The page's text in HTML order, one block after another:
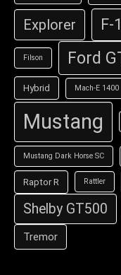
Explorer F-
Filson Ford
Hybrid Mach-E 1400
Mustang
Mustang Dark Horse SC
Raptor R Rattler
Shelby GT500
Tremor